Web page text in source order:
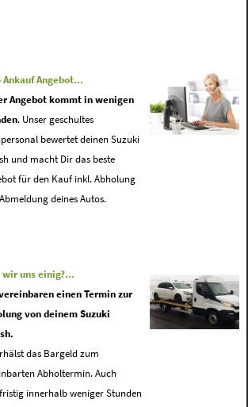
Ankauf Angebot...
Angebot kommt in wenigen
. Unser geschultes
bewertet deinen Suzuki
und macht Dir das beste
für den Kauf inkl. Abholung
deines Autos.
wir uns einig?...
einen Termin zur
von deinem Suzuki
das Bargeld zum
Abholtermin. Auch
innerhalb weniger Stunden